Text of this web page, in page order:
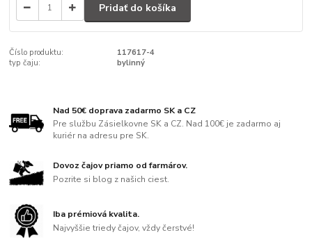
Pridať do košíka
Číslo produktu:
117617-4
typ čaju:
bylinný
Nad 50€ doprava zadarmo SK a CZ
Pre službu Zásielkovne SK a CZ. Nad 100€ je zadarmo aj
kuriér na adresu pre SK.
Dovoz čajov priamo od farmárov.
Pozrite si blog z našich ciest.
Iba prémiová kvalita.
Najvyššie triedy čajov, vždy čerstvé!